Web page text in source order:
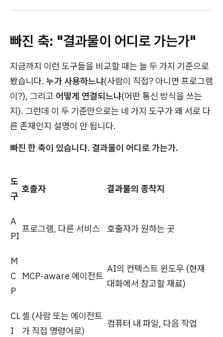
빠진 축: "결과물이 어디로 가는가"
지금까지 이런 도구들을 비교할 때는 늘 두 가지 기준으로
봤습니다.누가 사용하느냐(사람이 직접? 아니면 프로그램
이?), 그리고 어떻게 연결되느냐(어떤 통신 방식을 쓰는
지). 그런데 이 두 기준만으로는 네 가지 도구가 왜 서로 다
른 존재인지 설명이 안 됩니다.
빠진 한 축이 있습니다. 결과물이 어디로 가는가.
도
구
호출자 결과물의 종착지
A
PI
프로그램, 다른 서비스 호출자가 원하는 곳
M
C
P
MCP-aware 에이전트
AI의 컨텍스트 윈도우 (현재
대화에서 참고할 재료)
CL
I
셸 (사람 또는 에이전트
가 직접 명령어로)
컴퓨터 내 파일, 다음 작업